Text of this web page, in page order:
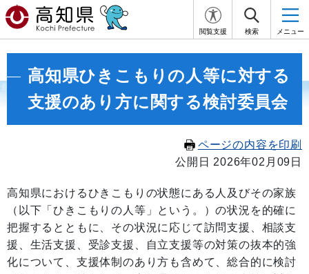
閲覧支援 検索 メニュー
高知県ひきこもりの人等に対する
支援のあり方に関する検討委員会
ページの内容を印刷
公開日 2026年02月09日
高知県におけるひきこもりの状態にある人及びその家族
（以下「ひきこもりの人等」という。）の状況を的確に
把握するとともに、その状況に応じて訪問支援、相談支
援、生活支援、受診支援、自立支援等の対策の抜本的強
化について、支援体制のあり方も含めて、総合的に検討